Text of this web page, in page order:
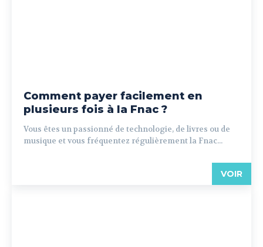
Comment payer facilement en
plusieurs fois à la Fnac ?
Vous êtes un passionné de technologie, de livres ou de
musique et vous fréquentez régulièrement la Fnac...
VOIR